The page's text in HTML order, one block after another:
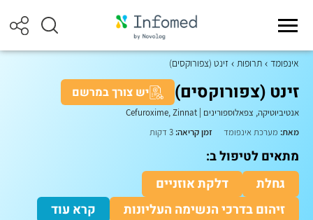
אינפומד תרופות זינט (צפורוקסים)
זינט (צפורוקסים) יש צורך במרשם
אנטיביוטיקה, צפאלוספורינים Cefuroxime, Zinnat
מאת: מערכת אינפומד זמן קריאה:
מתאים לטיפול ב:
גחלת
דלקת אוזניים
זיהום בדרכי הנשימה העליונות
קרא עוד